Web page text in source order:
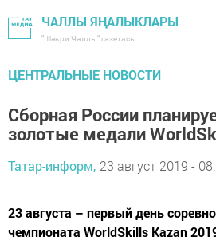
ЧАЛЛЫ ЯҢАЛЫКЛАРЫ
"Шәһри Чаллы" газетасы
ЦЕНТРАЛЬНЫЕ НОВОСТИ
Сборная России
золотые медали
Татар-информ, 23 август 2019 -
23 августа – первый день
чемпионата WorldSkills Kazan